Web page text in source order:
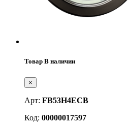
Товар В наличии
×
Арт: FB53H4ECB
Код: 00000017597